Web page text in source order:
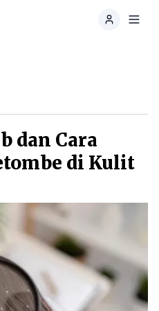
dan Cara
di Kulit